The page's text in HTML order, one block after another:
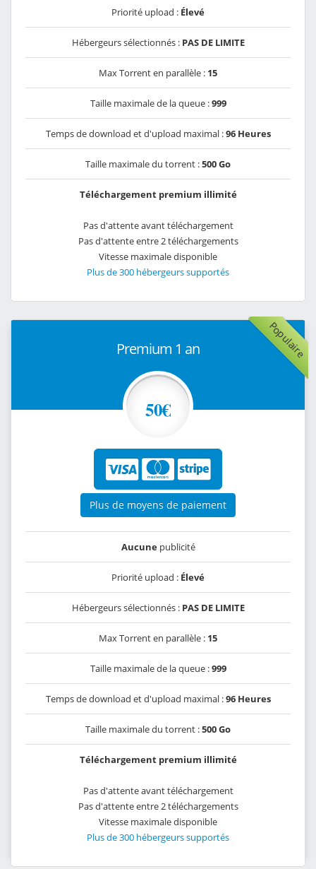
Priorité upload : Élevé
Hébergeurs sélectionnés : PAS DE LIMITE
Max Torrent en parallèle : 15
Taille maximale de la queue :999
Temps de download et d'upload maximal :96 Heures
Taille maximale du torrent :500 Go
Téléchargement premium illimité
Pas d'attente avant téléchargement
Pas d'attente entre 2 téléchargements
Vitesse maximale disponible
Plus de 300 hébergeurs supportés
Populaire
Premium 1 an
50€
Plus de moyens de paiement
Aucunepublicité
Priorité upload : Élevé
Hébergeurs sélectionnés : PAS DE LIMITE
Max Torrent en parallèle : 15
Taille maximale de la queue :999
Temps de download et d'upload maximal :96 Heures
Taille maximale du torrent :500 Go
Téléchargement premium illimité
Pas d'attente avant téléchargement
Pas d'attente entre 2 téléchargements
Vitesse maximale disponible
Plus de 300 hébergeurs supportés